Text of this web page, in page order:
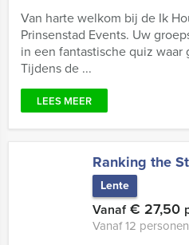
Van harte welkom bij de Ik
Prinsenstad Events. Uw
in een fantastische quiz
Tijdens de ...
LEES MEER
Ranking the
Lente
Vanaf€ 27,50
Vanaf 12